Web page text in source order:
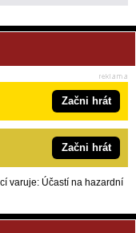
Začni hrát
Začni hrát
varuje: Účastí na hazardní